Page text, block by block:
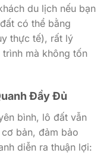
du lịch nếu bạn
có thể bằng
thực tế), rất lý
mà không tốn
Đầy Đủ
bình, lô đất vẫn
bản, đảm bảo
diễn ra thuận lợi: